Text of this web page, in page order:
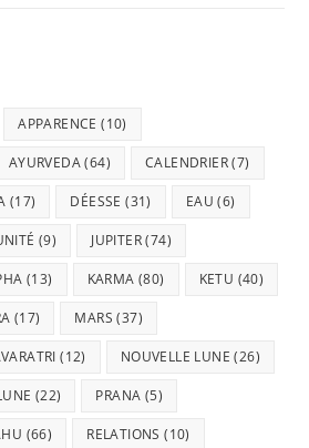
APPARENCE (10)
AYURVEDA(64) CALENDRIER(7)
(17) DÉESSE (31) EAU (6)
(9) JUPITER(74)
(13) KARMA (80) KETU (40)
(17) MARS (37)
(12) NOUVELLE LUNE (26)
(22) PRANA (5)
(66) RELATIONS (10)